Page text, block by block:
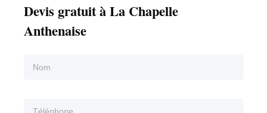
Devis gratuit à La Chapelle
Anthenaise